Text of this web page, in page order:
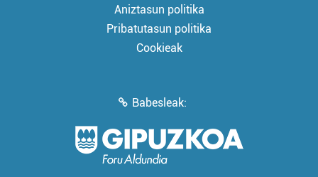
Aniztasun politika
Pribatutasun politika
Cookieak
Babesleak: